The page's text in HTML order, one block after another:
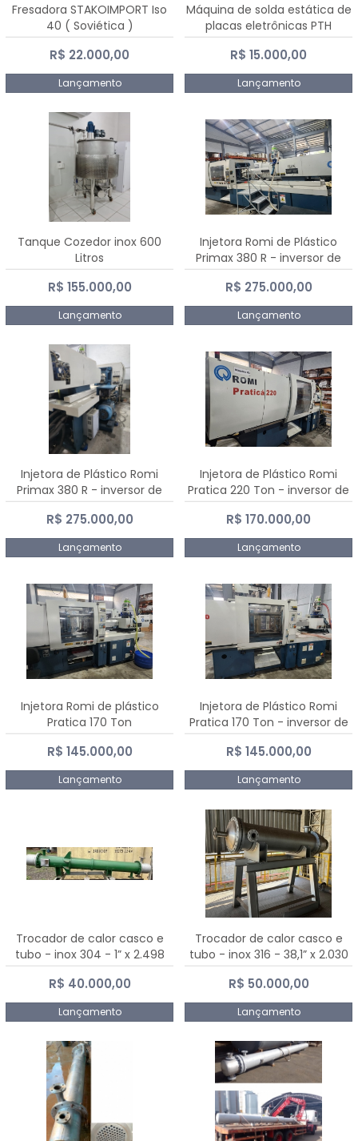
Fresadora STAKOIMPORT Iso
40 ( Soviética )
R$ 22.000,00
Lançamento
Máquina de solda estática de
placas eletrônicas PTH
DIALSAT
R$ 15.000,00
Lançamento
Tanque Cozedor inox 600
Litros
R$ 155.000,00
Lançamento
Injetora Romi de Plástico
Primax 380 R - inversor de
frequência NR 12 - 2008
R$ 275.000,00
Lançamento
Injetora de Plástico Romi
Primax 380 R - inversor de
frequência NR 12
R$ 275.000,00
Lançamento
Injetora de Plástico Romi
Pratica 220 Ton - inversor de
frequência NR 12
R$ 170.000,00
Lançamento
Injetora Romi de plástico
Pratica 170 Ton
R$ 145.000,00
Lançamento
Injetora de Plástico Romi
Pratica 170 Ton - inversor de
frequência NR 12
R$ 145.000,00
Lançamento
Trocador de calor casco e
tubo - inox 304 - 1” x 2.498
mm
R$ 40.000,00
Lançamento
Trocador de calor casco e
tubo - inox 316 - 38,1” x 2.030
mm
R$ 50.000,00
Lançamento